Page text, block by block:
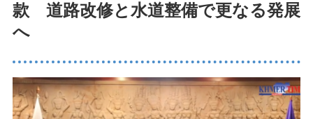
款 道路改修と水道整備で更なる発展
へ